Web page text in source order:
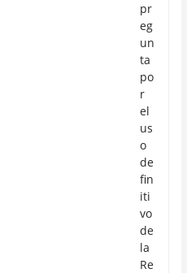
pr
eg
un
ta
po
r
el
us
o
de
fin
iti
vo
de
la
Re